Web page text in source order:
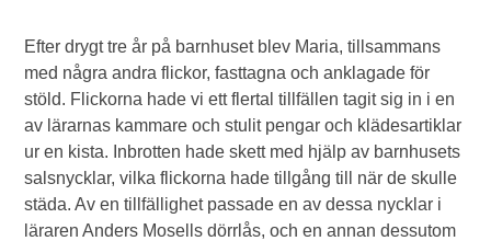
Efter drygt tre år på barnhuset blev Maria, tillsammans
med några andra flickor, fasttagna och anklagade för
stöld. Flickorna hade vi ett flertal tillfällen tagit sig in i en
av lärarnas kammare och stulit pengar och klädesartiklar
ur en kista. Inbrotten hade skett med hjälp av barnhusets
salsnycklar, vilka flickorna hade tillgång till när de skulle
städa. Av en tillfällighet passade en av dessa nycklar i
läraren Anders Mosells dörrlås, och en annan dessutom